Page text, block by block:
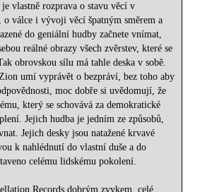
vlastně rozprava o stavu věcí v
o válce i vývoji věcí špatným směrem a
do geniální hudby začnete vnímat,
reálné obrazy všech zvěrstev, které se
obrovskou sílu má tahle deska v sobě.
umí vyprávět o bezpráví, bez toho aby
moc dobře si uvědomují, že
který se schovává za demokratické
Jejich hudba je jedním ze způsobů,
Jejich desky jsou natažené krvavé
k nahlédnutí do vlastní duše a do
celému lidskému pokolení.
Records dobrým zvykem, celé